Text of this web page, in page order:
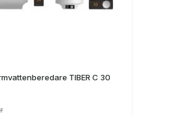
TIBER C 30